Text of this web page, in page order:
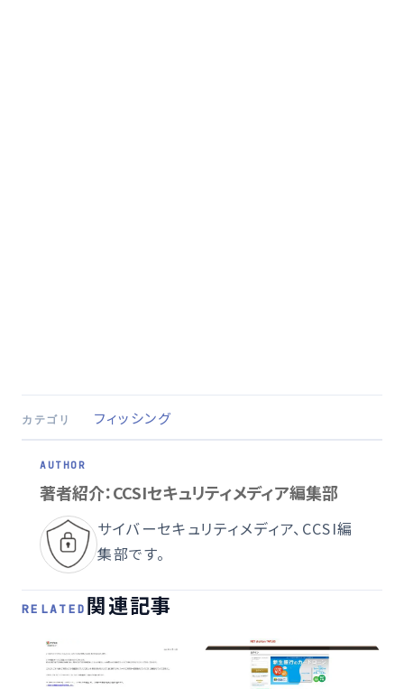
カテゴリ フィッシング
著者紹介：CCSIセキュリティメディア編集部
サイバーセキュリティメディア、CCSI編
集部です。
RELATED 関連記事